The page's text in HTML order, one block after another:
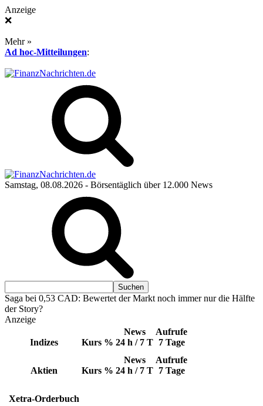
Anzeige
❌
Mehr »
Ad hoc-Mitteilungen:
Samstag, 08.08.2026 - Börsentäglich über 12.000 News
Saga bei 0,53 CAD: Bewertet der Markt noch immer nur die Hälfte
der Story?
Anzeige
Indizes Kurs %
News
24 h / 7 T
Aufrufe
7 Tage
Aktien Kurs %
News
24 h / 7 T
Aufrufe
7 Tage
Xetra-Orderbuch